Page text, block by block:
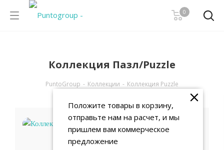
0
Коллекция Пазл/Puzzle
PuntoGroup - Коллекции - Коллекция Puzzle
Положите товары в корзину,
отправьте нам на расчет, и мы
пришлем вам коммерческое
предложение